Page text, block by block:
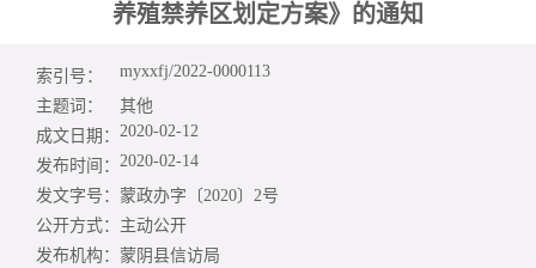
养殖禁养区划定方案》的通知
索引号：
myxxfj/2022-0000113
主题词：
其他
成文日期： 2020-02-12
发布时间： 2020-02-14
发文字号： 蒙政办字〔2020〕2号
公开方式： 主动公开
发布机构： 蒙阴县信访局